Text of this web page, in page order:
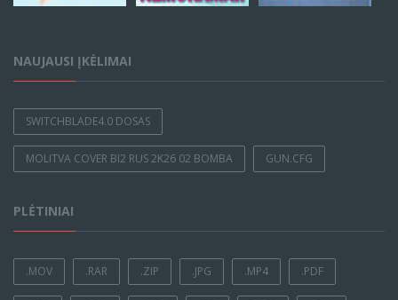
NAUJAUSI ĮKĖLIMAI
SWITCHBLADE4.0 DOSAS
MOLITVA COVER BI2 RUS 2K26 02 BOMBA GUN.CFG
PLĖTINIAI
.MOV .RAR .ZIP .JPG .MP4 .PDF